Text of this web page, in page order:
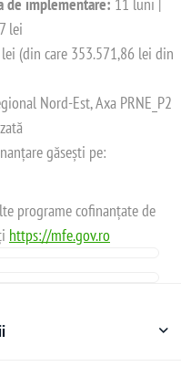
lei
(din care 353.571,86 lei din
Nord-Est, Axa PRNE_P2
găsești pe:
programe cofinanțate de
https://mfe.gov.ro